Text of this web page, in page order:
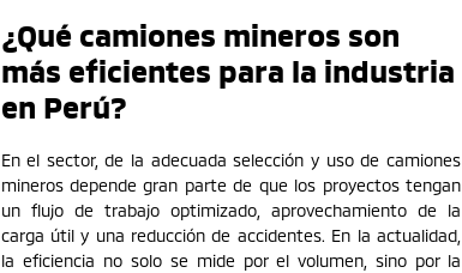
¿Qué camiones mineros son
más eficientes para la industria
en Perú?
En el sector, de la adecuada selección y uso de camiones
mineros depende gran parte de que los proyectos tengan
un flujo de trabajo optimizado, aprovechamiento de la
carga útil y una reducción de accidentes. En la actualidad,
la eficiencia no solo se mide por el volumen, sino por la